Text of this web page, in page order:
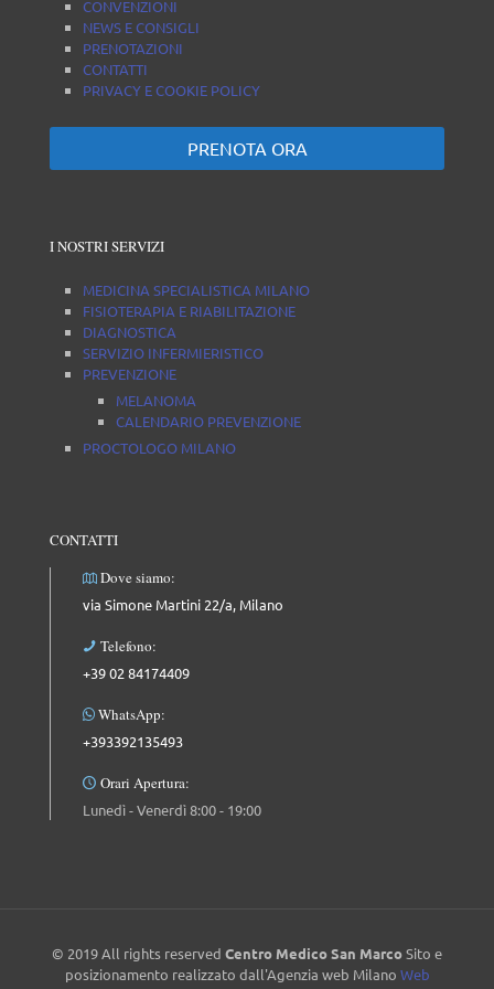
CONVENZIONI
NEWS E CONSIGLI
PRENOTAZIONI
CONTATTI
PRIVACY E COOKIE POLICY
PRENOTA ORA
I NOSTRI SERVIZI
MEDICINA SPECIALISTICA MILANO
FISIOTERAPIA E RIABILITAZIONE
DIAGNOSTICA
SERVIZIO INFERMIERISTICO
PREVENZIONE
MELANOMA
CALENDARIO PREVENZIONE
PROCTOLOGO MILANO
CONTATTI
Dove siamo:
via Simone Martini 22/a, Milano
Telefono:
+39 02 84174409
WhatsApp:
+393392135493
Orari Apertura:
Lunedì - Venerdì 8:00 - 19:00
© 2019 All rights reserved Centro Medico San MarcoSito e
posizionamento realizzato dall'Agenzia web Milano Web